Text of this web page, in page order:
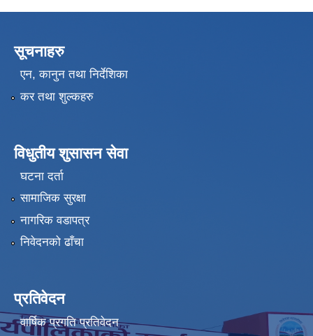
सूचनाहरु
एन, कानुन तथा निर्देशिका
कर तथा शुल्कहरु
विधुतीय शुसासन सेवा
घटना दर्ता
सामाजिक सुरक्षा
नागरिक वडापत्र
निवेदनको ढाँचा
प्रतिवेदन
वार्षिक प्रगति प्रतिवेदन